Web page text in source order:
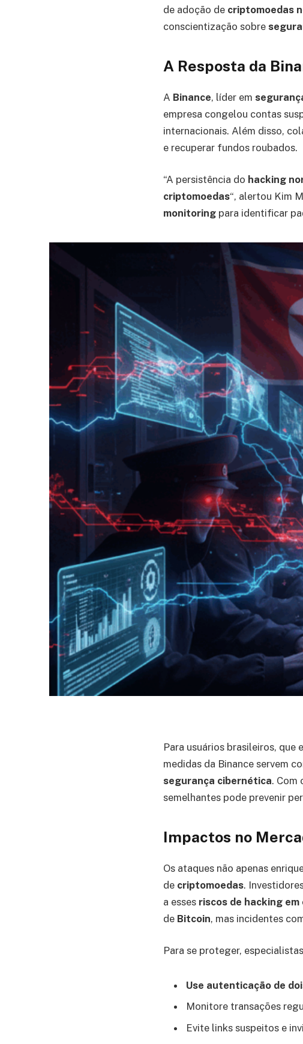
de adoção de criptomoedas
conscientização sobre
A Resposta da
A Binance, líder em
empresa congelou contas
internacionais. Além disso,
e recuperar fundos roubados.
“A persistência do hacking
criptomoedas“, alertou Kim
monitoring para identificar
Para usuários brasileiros,
medidas da Binance servem
segurança cibernética. Com
semelhantes pode prevenir
Impactos no
Os ataques não apenas
de criptomoedas.
a esses riscos de hacking
de Bitcoin, mas incidentes
Para se proteger,
Use autenticação de
Monitore transações
Evite links suspeitos e